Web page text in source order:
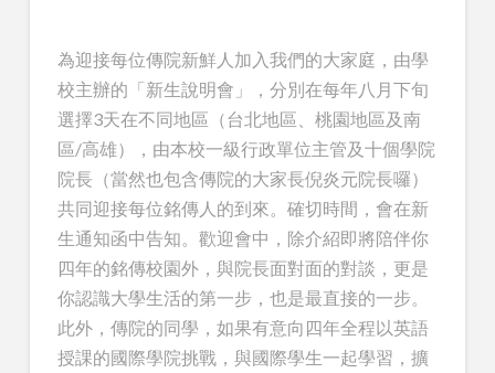
為迎接每位傳院新鮮人加入我們的大家庭，由學
校主辦的「新生說明會」，分別在每年八月下旬
選擇3天在不同地區（台北地區、桃園地區及南
區/高雄），由本校一級行政單位主管及十個學院
院長（當然也包含傳院的大家長倪炎元院長囉）
共同迎接每位銘傳人的到來。確切時間，會在新
生通知函中告知。歡迎會中，除介紹即將陪伴你
四年的銘傳校園外，與院長面對面的對談，更是
你認識大學生活的第一步，也是最直接的一步。
此外，傳院的同學，如果有意向四年全程以英語
授課的國際學院挑戰，與國際學生一起學習，擴